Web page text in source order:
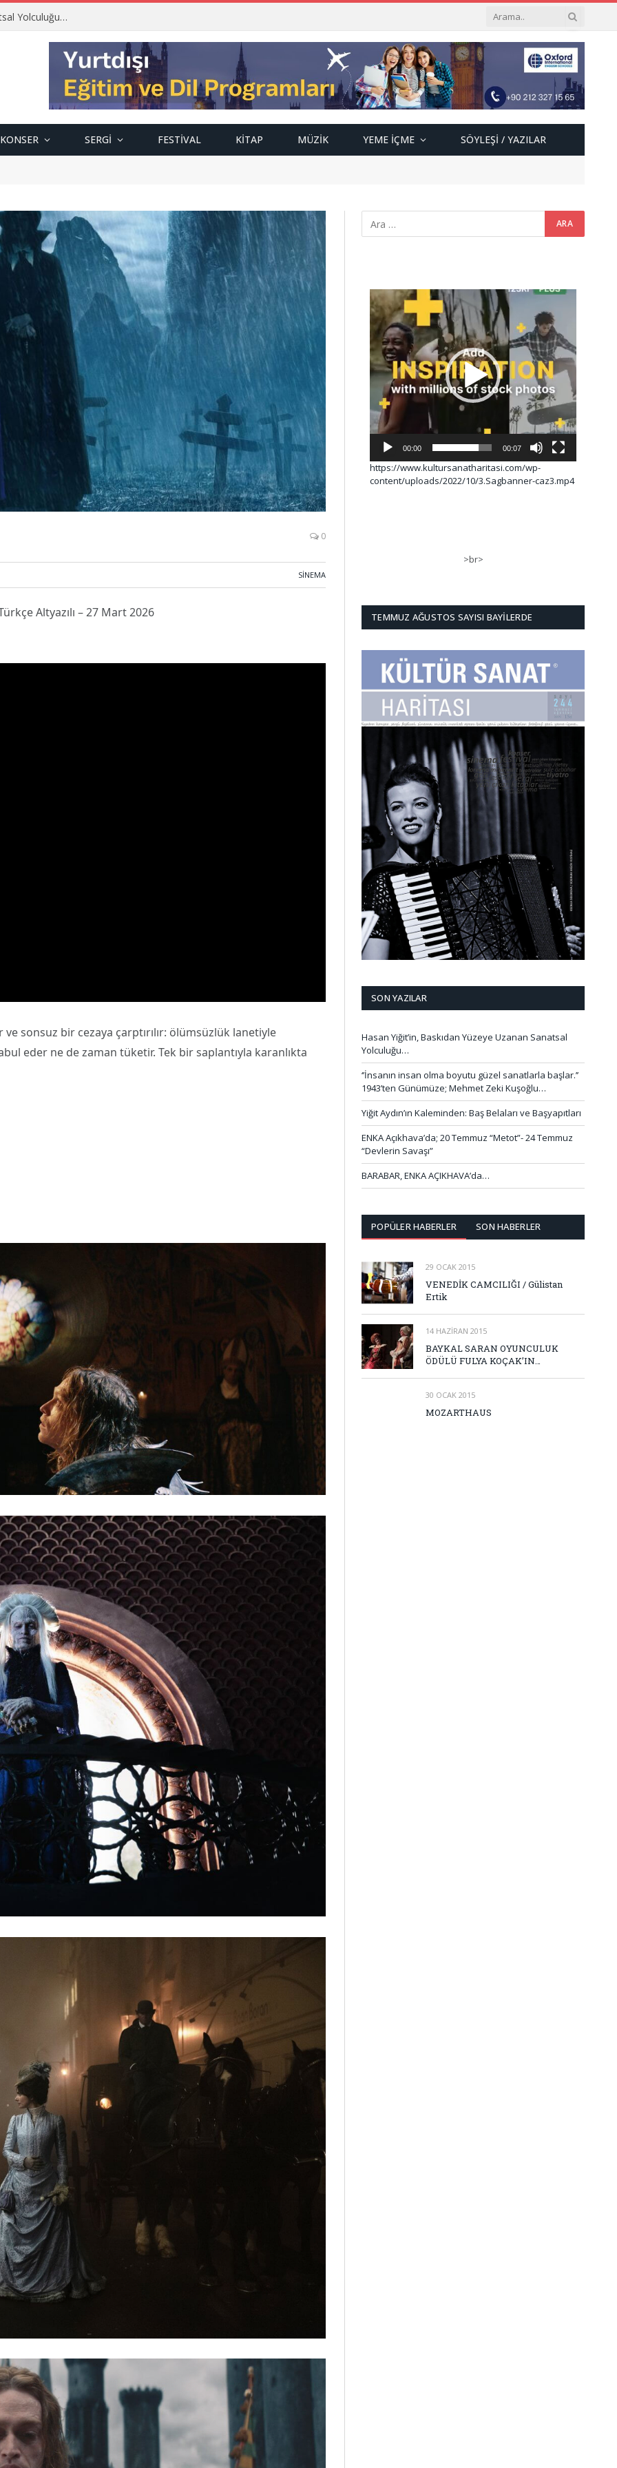
Yolculuğu…
KONSER SERGI FESTIVAL KITAP MÜZIK YEME İÇME SÖYLEŞI / YAZILAR
0
SINEMA
Altyazılı – 27 Mart 2026
ve sonsuz bir cezaya çarptırılır: ölümsüzlük lanetiyle
eder ne de zaman tüketir. Tek bir saplantıyla karanlıkta
Video
oynatıcı
00:00 00:07
https://www.kultursanatharitasi.com/wp-
content/uploads/2022/10/3.Sagbanner-caz3.mp4
>br>
TEMMUZ AĞUSTOS SAYISI BAYILERDE
SON YAZILAR
Hasan Yiğit’in, Baskıdan Yüzeye Uzanan Sanatsal
Yolculuğu…
‘’İnsanın insan olma boyutu güzel sanatlarla başlar.’’
1943’ten Günümüze; Mehmet Zeki Kuşoğlu…
Yiğit Aydın’ın Kaleminden: Baş Belaları ve Başyapıtları
ENKA Açıkhava’da; 20 Temmuz “Metot”- 24 Temmuz
“Devlerin Savaşı”
BARABAR, ENKA AÇIKHAVA’da…
POPÜLER HABERLER SON HABERLER
29 OCAK 2015
VENEDİK CAMCILIĞI / Gülistan
Ertik
14 HAZIRAN 2015
BAYKAL SARAN OYUNCULUK
ÖDÜLÜ FULYA KOÇAK’IN…
30 OCAK 2015
MOZARTHAUS